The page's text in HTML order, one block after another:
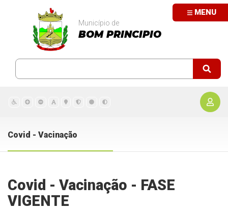
MENU
Município de
BOM PRINCIPIO
Covid - Vacinação
Covid - Vacinação - FASE
VIGENTE